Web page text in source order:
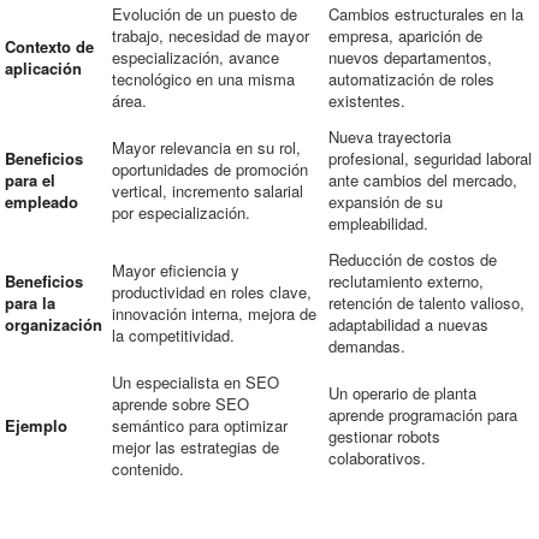
Contexto de
aplicación
Evolución de un puesto de
trabajo, necesidad de mayor
especialización, avance
tecnológico en una misma
área.
Cambios estructurales en la
empresa, aparición de
nuevos departamentos,
automatización de roles
existentes.
Beneficios
para el
empleado
Mayor relevancia en su rol,
oportunidades de promoción
vertical, incremento salarial
por especialización.
Nueva trayectoria
profesional, seguridad laboral
ante cambios del mercado,
expansión de su
empleabilidad.
Beneficios
para la
organización
Mayor eficiencia y
productividad en roles clave,
innovación interna, mejora de
la competitividad.
Reducción de costos de
reclutamiento externo,
retención de talento valioso,
adaptabilidad a nuevas
demandas.
Ejemplo
Un especialista en SEO
aprende sobre SEO
semántico para optimizar
mejor las estrategias de
contenido.
Un operario de planta
aprende programación para
gestionar robots
colaborativos.